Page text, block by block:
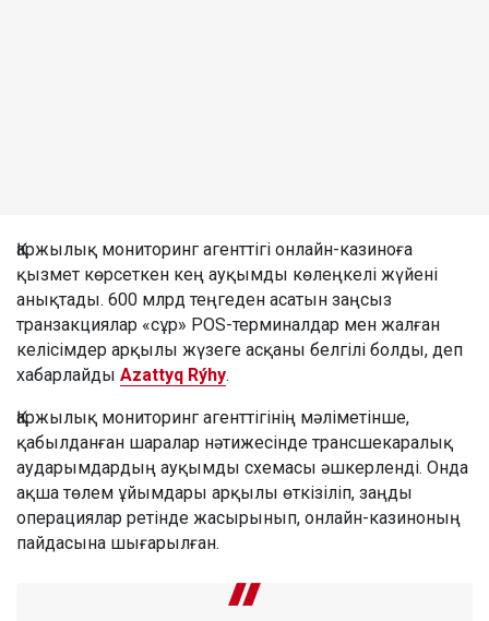
Қаржылық мониторинг агенттігі онлайн-казиноға
қызмет көрсеткен кең ауқымды көлеңкелі жүйені
анықтады. 600 млрд теңгеден асатын заңсыз
транзакциялар «сұр» POS-терминалдар мен жалған
келісімдер арқылы жүзеге асқаны белгілі болды, деп
хабарлайды Azattyq Rýhy.
Қаржылық мониторинг агенттігінің мәліметінше,
қабылданған шаралар нәтижесінде трансшекаралық
аударымдардың ауқымды схемасы әшкерленді. Онда
ақша төлем ұйымдары арқылы өткізіліп, заңды
операциялар ретінде жасырынып, онлайн-казиноның
пайдасына шығарылған.